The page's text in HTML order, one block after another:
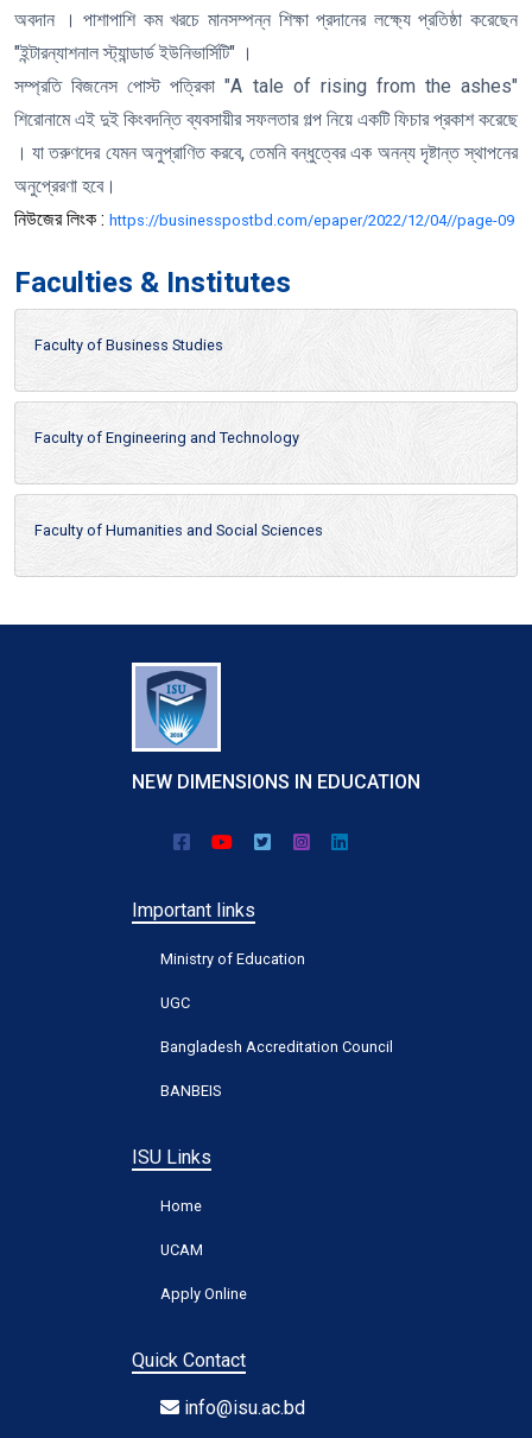
অবদান । পাশাপাশি কম খরচে মানসম্পন্ন শিক্ষা প্রদানের লক্ষ্যে প্রতিষ্ঠা করেছেন
"ইন্টারন্যাশনাল স্ট্যান্ডার্ড ইউনিভার্সিটি" ।
সম্প্রতি বিজনেস পোস্ট পত্রিকা "A tale of rising from the ashes"
শিরোনামে এই দুই কিংবদন্তি ব্যবসায়ীর সফলতার গল্প নিয়ে একটি ফিচার প্রকাশ করেছে
। যা তরুণদের যেমন অনুপ্রাণিত করবে, তেমনি বন্ধুত্বের এক অনন্য দৃষ্টান্ত স্থাপনের
অনুপ্রেরণা হবে।
নিউজের লিংক : https://businesspostbd.com/epaper/2022/12/04//page-09
Faculties & Institutes
Faculty of Business Studies
Faculty of Engineering and Technology
Faculty of Humanities and Social Sciences
NEW DIMENSIONS IN EDUCATION
Important links
Ministry of Education
UGC
Bangladesh Accreditation Council
BANBEIS
ISU Links
Home
UCAM
Apply Online
Quick Contact
info@isu.ac.bd